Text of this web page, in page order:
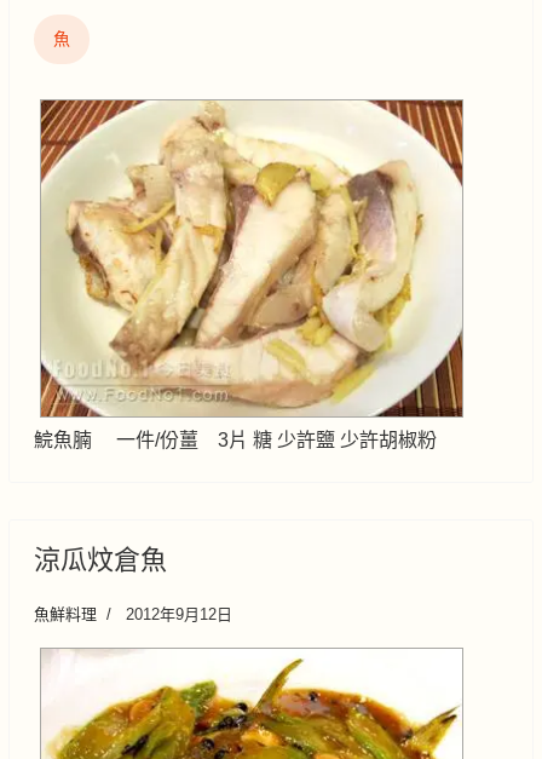
魚
鯇魚腩 一件/份薑 3片 糖 少許鹽 少許胡椒粉
涼瓜炆倉魚
魚鮮料理 2012年9月12日